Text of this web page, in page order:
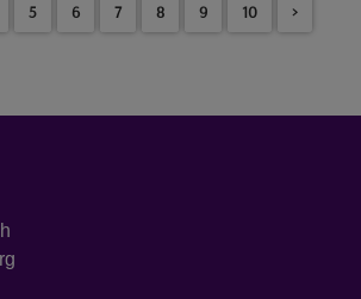
5 6 7 8 9 10 >